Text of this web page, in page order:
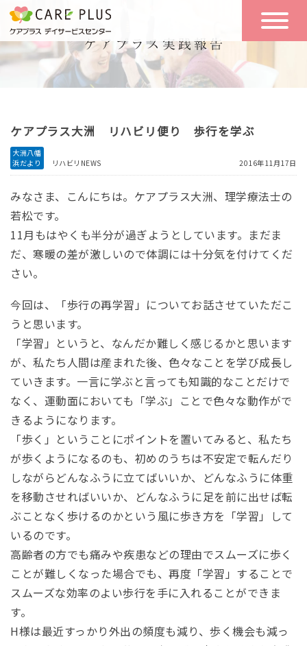
こんな方に
おすすめ
一日の流れ
一日体験
空き状況
リクルート
ケアプラス大洲 リハビリ便り 歩行を学ぶ
大洲八幡
浜だより
リハビリNEWS 2016年11月17日
みなさま、こんにちは。ケアプラス大洲、理学療法士の
若松です。
11月もはやくも半分が過ぎようとしています。まだま
だ、寒暖の差が激しいので体調には十分気を付けてくだ
さい。
今回は、「歩行の再学習」についてお話させていただこ
うと思います。
「学習」というと、なんだか難しく感じるかと思います
が、私たち人間は産まれた後、色々なことを学び成長し
ていきます。一言に学ぶと言っても知識的なことだけで
なく、運動面においても「学ぶ」ことで色々な動作がで
きるようになります。
「歩く」ということにポイントを置いてみると、私たち
が歩くようになるのも、初めのうちは不安定で転んだり
しながらどんなふうに立てばいいか、どんなふうに体重
を移動させればいいか、どんなふうに足を前に出せば転
ぶことなく歩けるのかという風に歩き方を「学習」して
いるのです。
高齢者の方でも痛みや疾患などの理由でスムーズに歩く
ことが難しくなった場合でも、再度「学習」することで
スムーズな効率のよい歩行を手に入れることができま
す。
H様は最近すっかり外出の頻度も減り、歩く機会も減っ